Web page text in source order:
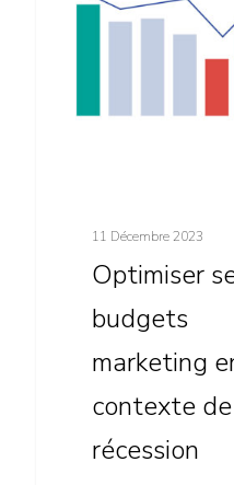
budgets
contexte
11 Décembre 2023
Optimiser
budgets
marketing
contexte de
récession